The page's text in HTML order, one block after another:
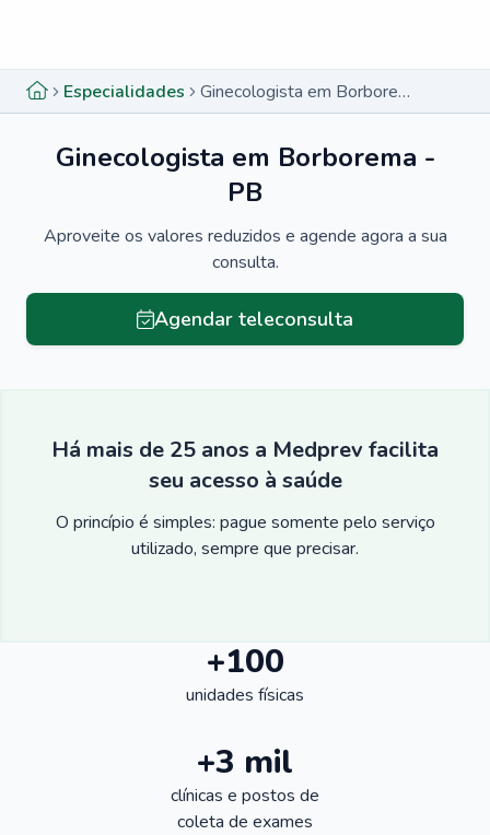
Especialidades Ginecologista em Borborema - PB
Ginecologista em Borborema -
PB
Aproveite os valores reduzidos e agende agora a sua
consulta.
Agendar teleconsulta
Há mais de 25 anos a Medprev facilita
seu acesso à saúde
O princípio é simples: pague somente pelo serviço
utilizado, sempre que precisar.
+100
unidades físicas
+3 mil
clínicas e postos de
coleta de exames